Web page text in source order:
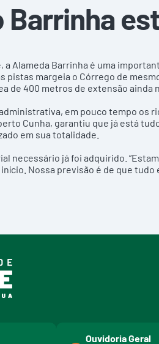
Barrinha
a Alameda Barrinha é uma
pistas margeia o Córrego de
de 400 metros de extensão ainda
em pouco tempo os
Cunha, garantiu que já está
em sua totalidade.
necessário já foi adquirido.
Nossa previsão é de que
Ouvidoria Geral